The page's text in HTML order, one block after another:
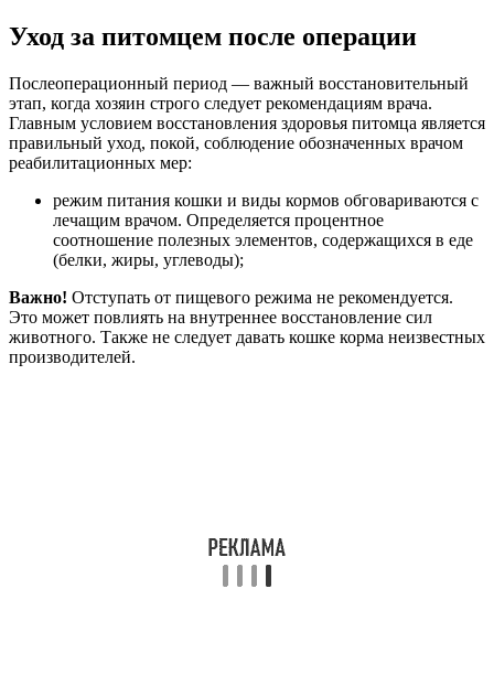
Уход за питомцем после операции
Послеоперационный период — важный восстановительный
этап, когда хозяин строго следует рекомендациям врача.
Главным условием восстановления здоровья питомца является
правильный уход, покой, соблюдение обозначенных врачом
реабилитационных мер:
режим питания кошки и виды кормов обговариваются с
лечащим врачом. Определяется процентное
соотношение полезных элементов, содержащихся в еде
(белки, жиры, углеводы);
Важно! Отступать от пищевого режима не рекомендуется.
Это может повлиять на внутреннее восстановление сил
животного. Также не следует давать кошке корма неизвестных
производителей.